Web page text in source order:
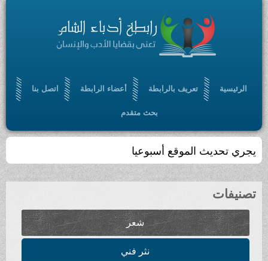
الرئيسية تعريف بالرابطة أعضاء الرابطة اتصل بنا
بحث متقدم
يجري تحديث الموقع أسبوعيا
تصنيفات
شعر
نثر فني